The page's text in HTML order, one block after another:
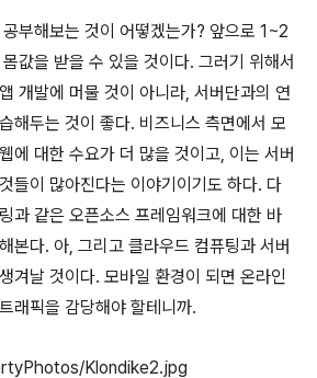
부해보는 것이 어떻겠는가? 앞으로 1~2
값을 받을 수 있을 것이다. 그러기 위해서
개발에 머물 것이 아니라, 서버단과의 연
해두는 것이 좋다. 비즈니스 측면에서 모
에 대한 수요가 더 많을 것이고, 이는 서버
들이 많아진다는 이야기이기도 하다. 다
과 같은 오픈소스 프레임워크에 대한 바
본다. 아, 그리고 클라우드 컴퓨팅과 서버
겨날 것이다. 모바일 환경이 되면 온라인
래픽을 감당해야 할테니까.